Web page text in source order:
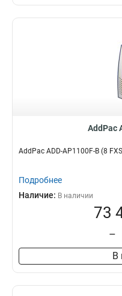
AddPac
AddPac ADD-AP1100F-B (8
Подробнее
Наличие: В наличии
73
–
В